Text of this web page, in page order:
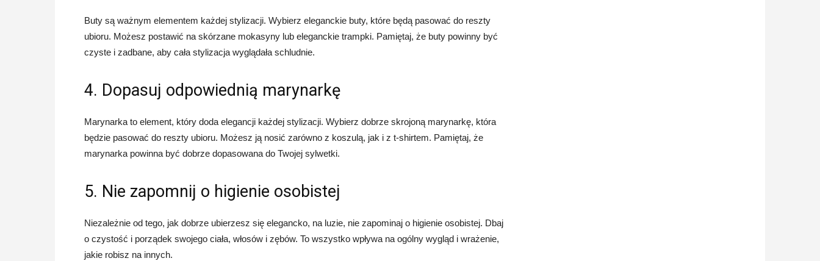
Buty są ważnym elementem każdej stylizacji. Wybierz eleganckie buty, które będą pasować do reszty
ubioru. Możesz postawić na skórzane mokasyny lub eleganckie trampki. Pamiętaj, że buty powinny być
czyste i zadbane, aby cała stylizacja wyglądała schludnie.
4. Dopasuj odpowiednią marynarkę
Marynarka to element, który doda elegancji każdej stylizacji. Wybierz dobrze skrojoną marynarkę, która
będzie pasować do reszty ubioru. Możesz ją nosić zarówno z koszulą, jak i z t-shirtem. Pamiętaj, że
marynarka powinna być dobrze dopasowana do Twojej sylwetki.
5. Nie zapomnij o higienie osobistej
Niezależnie od tego, jak dobrze ubierzesz się elegancko, na luzie, nie zapominaj o higienie osobistej. Dbaj
o czystość i porządek swojego ciała, włosów i zębów. To wszystko wpływa na ogólny wygląd i wrażenie,
jakie robisz na innych.